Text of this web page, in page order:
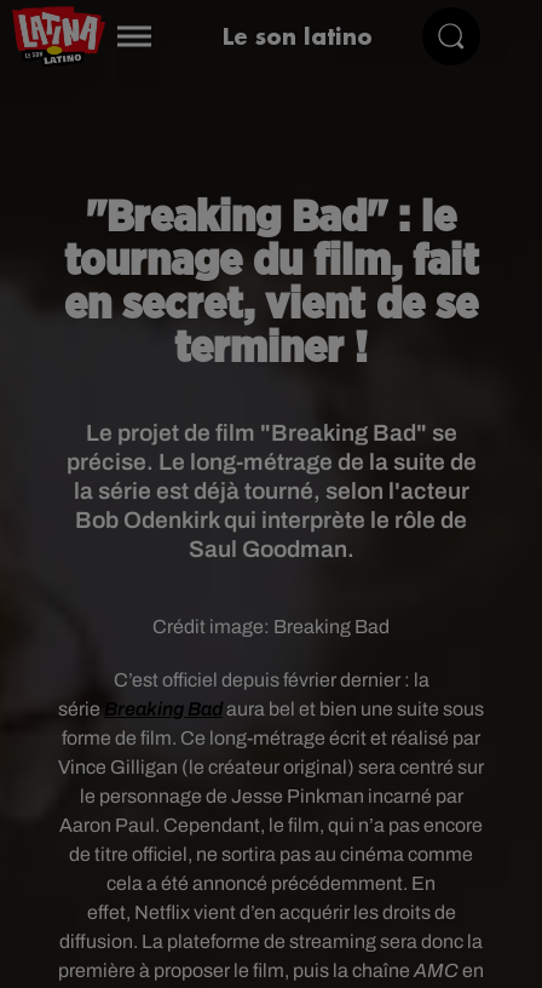
Le son latino
"Breaking Bad" : le
tournage du film, fait
en secret, vient de se
terminer !
Le projet de film "Breaking Bad" se
précise. Le long-métrage de la suite de
la série est déjà tourné, selon l'acteur
Bob Odenkirk qui interprète le rôle de
Saul Goodman.
Crédit image: Breaking Bad
C’est officiel depuis février dernier : la
série Breaking Badaura bel et bien une suite sous
forme de film. Ce long-métrage écrit et réalisé par
Vince Gilligan (le créateur original) sera centré sur
le personnage de Jesse Pinkman incarné par
Aaron Paul. Cependant, le film, qui n’a pas encore
de titre officiel, ne sortira pas au cinéma comme
cela a été annoncé précédemment. En
effet, Netflix vient d’en acquérir les droits de
diffusion. La plateforme de streaming sera donc la
première à proposer le film, puis la chaîne AMCen